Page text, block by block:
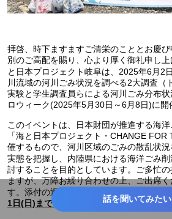
拝啓、時下ますますご清栄のこととお慶
別のご高配を賜り、心より厚く御礼申し
と日本プロジェクト岐阜は、2025年6月2
川流域の河川ごみ状況を調べる2大調査（
実験と学生調査員らによる河川ごみ分布
ロウィーク(2025年5月30日～6月8日)に開
このイベントは、日本財団が推進する海
「海と日本プロジェクト・CHANGE FOR
催するもので、河川区域のごみの散乱状況
実態を把握し、内陸県における海洋ごみ
討することを目的としています。ご多忙
ますが、万障お繰り合わせの上、ご出席
す。添付の返信フォーマットに必要事項
1日(日)までにご返信くださいますようお
話を聞いてみたい